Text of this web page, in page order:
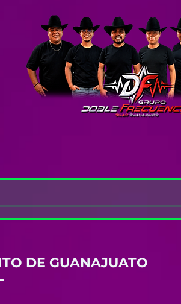
DE GUANAJUATO